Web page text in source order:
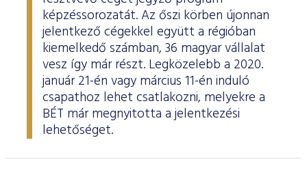
képzéssorozatát. Az őszi körben újonnan
jelentkező cégekkel együtt a régióban
kiemelkedő számban, 36 magyar vállalat
vesz így már részt. Legközelebb a 2020.
január 21-én vagy március 11-én induló
csapathoz lehet csatlakozni, melyekre a
BÉT már megnyitotta a jelentkezési
lehetőséget.